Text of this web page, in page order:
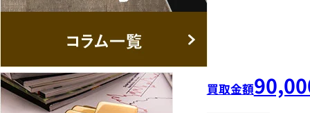
買取金額